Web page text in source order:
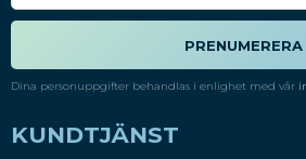
PRENUMERERA
Dina personuppgifter behandlas i enlighet med vår
KUNDTJÄNST